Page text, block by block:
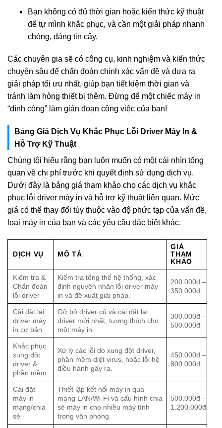
Bạn không có đủ thời gian hoặc kiến thức kỹ thuật
để tự mình khắc phục, và cần một giải pháp nhanh
chóng, đáng tin cậy.
Các chuyên gia sẽ có công cụ, kinh nghiệm và kiến thức
chuyên sâu để chẩn đoán chính xác vấn đề và đưa ra
giải pháp tối ưu nhất, giúp bạn tiết kiệm thời gian và
tránh làm hỏng thiết bị thêm. Đừng để một chiếc máy in
“đình công” làm gián đoạn công việc của bạn!
Bảng Giá Dịch Vụ Khắc Phục Lỗi Driver Máy In &
Hỗ Trợ Kỹ Thuật
Chúng tôi hiểu rằng bạn luôn muốn có một cái nhìn tổng
quan về chi phí trước khi quyết định sử dụng dịch vụ.
Dưới đây là bảng giá tham khảo cho các dịch vụ khắc
phục lỗi driver máy in và hỗ trợ kỹ thuật liên quan. Mức
giá có thể thay đổi tùy thuộc vào độ phức tạp của vấn đề,
loại máy in của bạn và các yêu cầu đặc biệt khác.
DỊCH VỤ MÔ TẢ
GIÁ
THAM
KHẢO
Kiểm tra &
Chẩn đoán
lỗi driver
Kiểm tra tổng thể hệ thống, xác
định nguyên nhân lỗi driver máy
in và đề xuất giải pháp.
200.000đ –
350.000đ
Cài đặt lại
driver máy
in cơ bản
Gỡ bỏ driver cũ và cài đặt lại
driver mới nhất, tương thích cho
một máy in.
300.000đ –
500.000đ
Khắc phục
xung đột
driver &
phần mềm
Xử lý các lỗi do xung đột driver,
phần mềm diệt virus, hoặc lỗi hệ
điều hành gây ra.
450.000đ –
800.000đ
Cài đặt
máy in
mạng/chia
sẻ
Thiết lập kết nối máy in qua
mạng LAN/Wi-Fi và cấu hình chia
sẻ máy in cho nhiều máy tính
trong văn phòng.
500.000đ –
1.200.000đ